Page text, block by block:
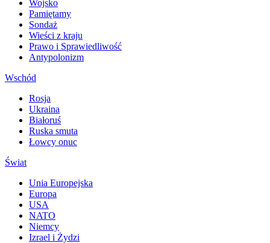
Wojsko
Pamiętamy
Sondaż
Wieści z kraju
Prawo i Sprawiedliwość
Antypolonizm
Wschód
Rosja
Ukraina
Białoruś
Ruska smuta
Łowcy onuc
Świat
Unia Europejska
Europa
USA
NATO
Niemcy
Izrael i Żydzi